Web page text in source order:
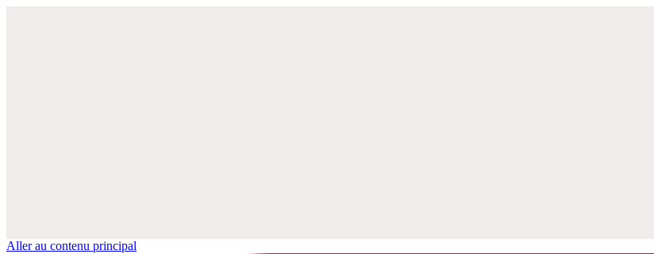
Aller au contenu principal